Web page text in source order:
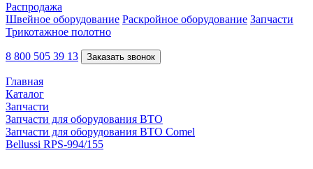
Распродажа
Швейное оборудование Раскройное оборудование Запчасти
Трикотажное полотно
8 800 505 39 13 Заказать звонок
Главная
Каталог
Запчасти
Запчасти для оборудования ВТО
Запчасти для оборудования ВТО Comel
Bellussi RPS-994/155